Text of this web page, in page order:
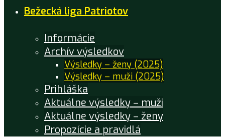
Bežecká liga Patriotov
Informácie
Archív výsledkov
Výsledky – ženy (2025)
Výsledky – muži (2025)
Prihláška
Aktuálne výsledky – muži
Aktuálne výsledky – ženy
Propozície a pravidlá